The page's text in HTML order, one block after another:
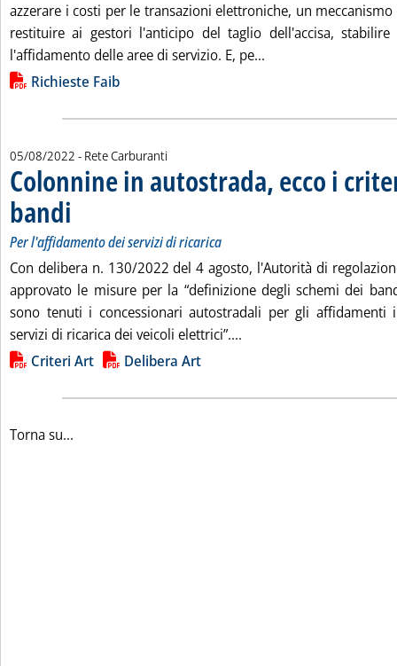
azzerare i costi per le transazioni elettroniche, un
restituire ai gestori l'anticipo del taglio dell'accisa,
l'affidamento delle aree di servizio. E, pe...
Lista allegati PDF alla notizia
Richieste Faib
05/08/2022 - Rete Carburanti
Colonnine in autostrada, ecco i
bandi
Per l'affidamento dei servizi di ricarica
Con delibera n. 130/2022 del 4 agosto, l'Autorità di
approvato le misure per la “definizione degli schemi dei
sono tenuti i concessionari autostradali per gli affidamenti
servizi di ricarica dei veicoli elettrici”....
Lista allegati PDF alla notizia
Criteri Art Delibera Art
Torna su...